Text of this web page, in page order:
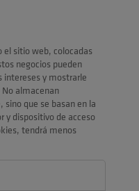
el sitio web, colocadas
negocios pueden
intereses y mostrarle
almacenan
que se basan en la
y dispositivo de acceso
tendrá menos